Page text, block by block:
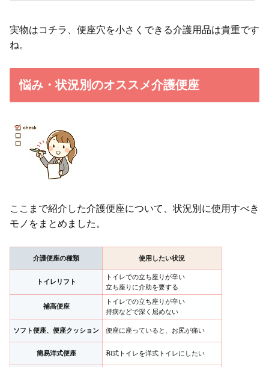
実物はコチラ、便座穴を小さくできる介護用品は貴重です
ね。
悩み・状況別のオススメ介護便座
ここまで紹介した介護便座について、状況別に使用すべき
モノをまとめました。
介護便座の種類 使用したい状況
トイレリフト
トイレでの立ち座りが辛い
立ち座りに介助を要する
補高便座
トイレでの立ち座りが辛い
持病などで深く屈めない
ソフト便座、便座クッション 便座に座っていると、お尻が痛い
簡易洋式便座 和式トイレを洋式トイレにしたい